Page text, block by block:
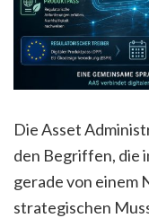
Die Asset
den Begriffen, die
gerade von einem
strategischen